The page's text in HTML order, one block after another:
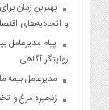
بهترین زمان
و اتحادیه‌های
پیام مدیرعامل
روایتگر آگاهی
مدیرعامل بیمه
زنجیره مرغ و تخم‌مرغ ۸ ماه پس از شوک ارزی